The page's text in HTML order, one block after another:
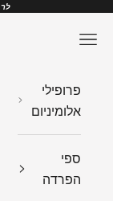
תפריט
פרופילי
אלומיניום
ספי
הפרדה